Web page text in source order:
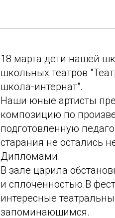
18 марта дети нашей
школьных театров
школа-интернат".
Наши юные артисты
композицию по
подготовленную
старания не остались
Дипломами.
В зале царила
и сплоченностью.В
интересные
запоминающимся.